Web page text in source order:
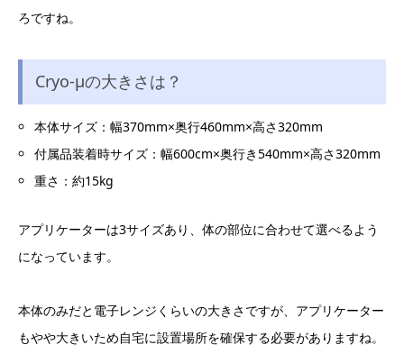
ろですね。
Cryo-μの大きさは？
本体サイズ：幅370mm×奥行460mm×高さ320mm
付属品装着時サイズ：幅600cm×奥行き540mm×高さ320mm
重さ：約15kg
アプリケーターは3サイズあり、体の部位に合わせて選べるよう
になっています。
本体のみだと電子レンジくらいの大きさですが、アプリケーター
もやや大きいため自宅に設置場所を確保する必要がありますね。